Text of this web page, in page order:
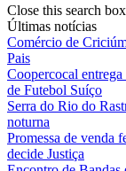
Close this search
Últimas notícias
Comércio de
Pais
Coopercocal
de Futebol Suíço
Serra do Rio do
noturna
Promessa de venda
decide Justiça